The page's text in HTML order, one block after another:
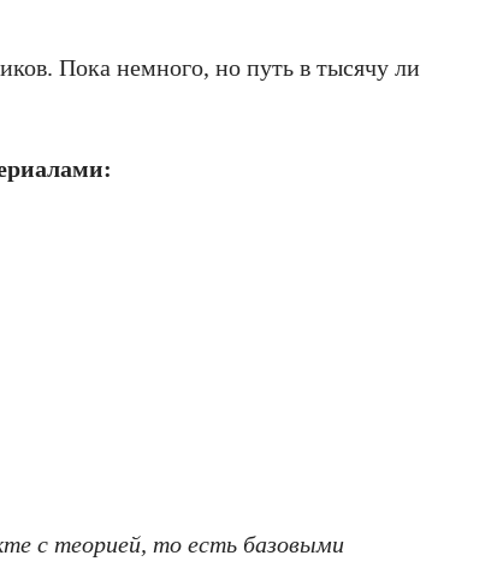
Пока немного, но путь в тысячу ли
с теорией, то есть базовыми